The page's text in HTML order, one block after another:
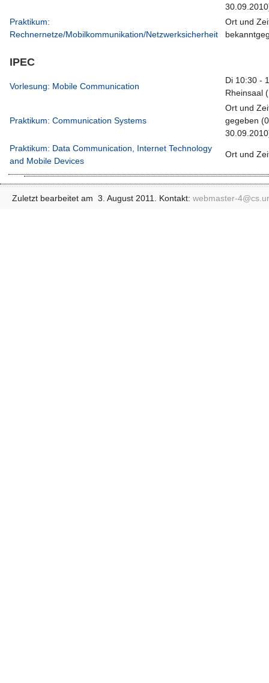
Praktikum:
Rechnernetze/Mobilkommunikation/Netzwerksicherheit
Ort und
IPEC
Vorlesung: Mobile Communication
Di 10:30 -
Rheinsaal
Praktikum: Communication Systems
Ort und
gegeben
Praktikum: Data Communication, Internet Technology
and Mobile Devices
Ort und
Zuletzt bearbeitet am 3. August 2011. Kontakt: webmaster-4@